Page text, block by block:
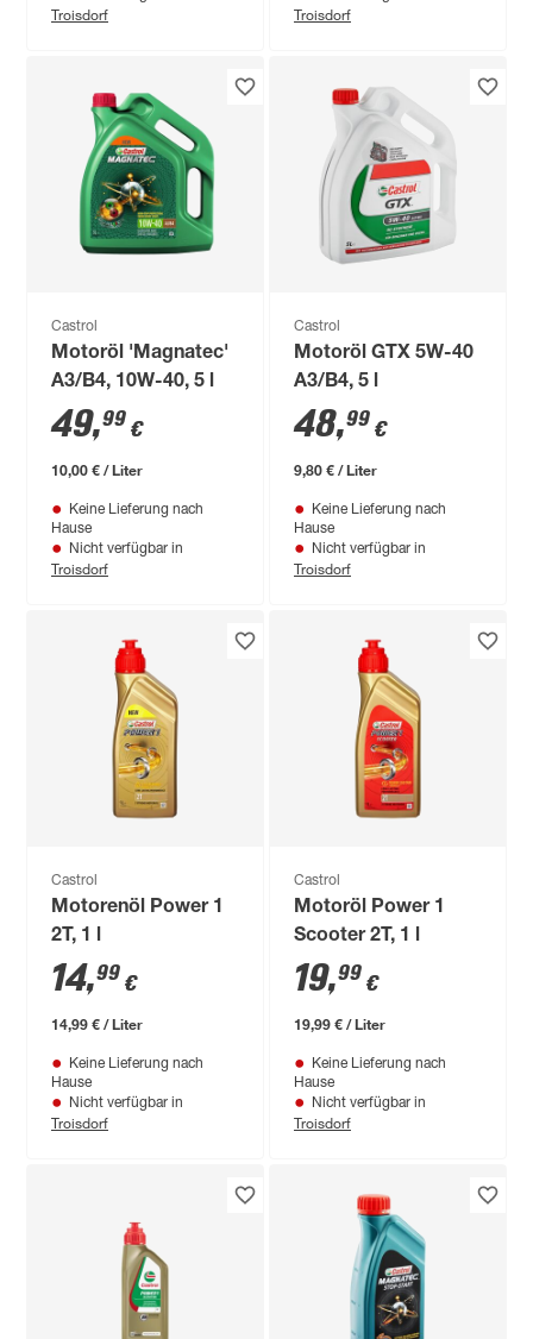
Troisdorf Troisdorf
Castrol
Motoröl 'Magnatec'
A3/B4, 10W-40, 5 l
49,99 €
10,00 € / Liter
Keine Lieferung nach
Hause
Nicht verfügbar in
Troisdorf
Castrol
Motoröl GTX 5W-40
A3/B4, 5 l
48,99 €
9,80 € / Liter
Keine Lieferung nach
Hause
Nicht verfügbar in
Troisdorf
Castrol
Motorenöl Power 1
2T, 1 l
14,99 €
14,99 € / Liter
Keine Lieferung nach
Hause
Nicht verfügbar in
Troisdorf
Castrol
Motoröl Power 1
Scooter 2T, 1 l
19,99 €
19,99 € / Liter
Keine Lieferung nach
Hause
Nicht verfügbar in
Troisdorf